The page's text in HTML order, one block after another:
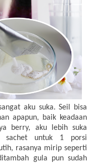
aku suka. Seil bisa
apapun, baik keadaan
berry, aku lebih suka
sachet untuk 1 porsi
rasanya mirip seperti
gula pun sudah